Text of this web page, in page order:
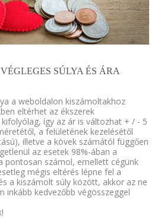
SÚLYA ÉS ÁRA
a weboldalon kiszámoltakhoz
eltérhet az ékszerek
így az ár is változhat + / - 5
a felületének kezelésétől
illetve a kövek számától függően
az esetek 98%-ában a
pontosan számol, emellett cégünk
mégis eltérés lépne fel a
a kiszámolt súly között, akkor az ne
inkább kedvezőbb végösszeggel